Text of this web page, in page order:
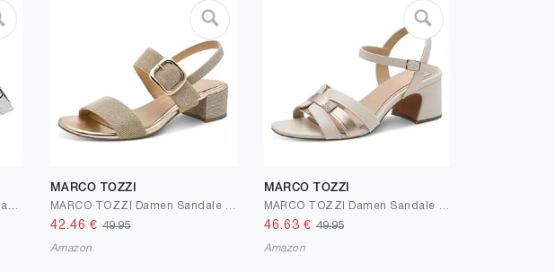
MARCO TOZZI
42.46 €49.95
Amazon
MARCO TOZZI
46.63 € 49.95
Amazon